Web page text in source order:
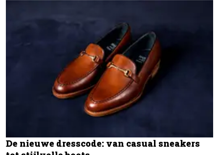
De nieuwe dresscode: van casual sneakers